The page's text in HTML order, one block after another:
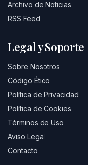
Archivo de Noticias
RSS Feed
Legal y Soporte
Sobre Nosotros
Código Ético
Política de Privacidad
Política de Cookies
Términos de Uso
Aviso Legal
Contacto